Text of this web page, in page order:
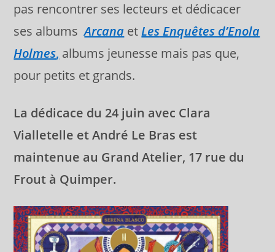
pas rencontrer ses lecteurs et dédicacer
ses albums Arcana etLesEnquêtes d’Enola
Holmes, albums jeunesse mais pas que,
pour petits et grands.
La dédicace du 24 juin avec Clara
Vialletelle et André Le Bras est
maintenue au Grand Atelier, 17 rue du
Frout à Quimper.